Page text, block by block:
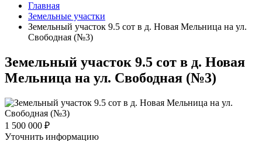
Главная
Земельные участки
Земельный участок 9.5 сот в д. Новая Мельница на ул.
Свободная (№3)
Земельный участок 9.5 сот в д. Новая
Мельница на ул. Свободная (№3)
1 500 000 ₽
Уточнить информацию